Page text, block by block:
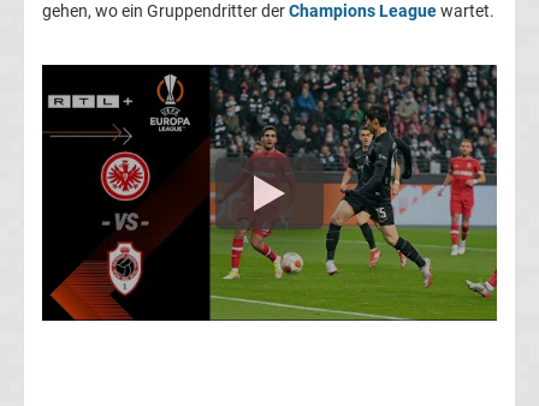
Pokal
Transfergerüchte
Transfergerüchte
Deutschland
Transfergerüchte
England
gehen, wo ein Gruppendritter derChampions Leaguewartet.